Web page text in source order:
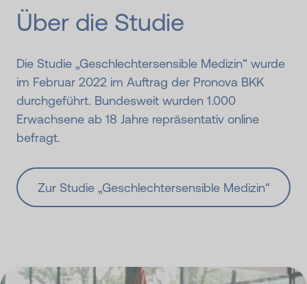
Über die Studie
Die Studie „Geschlechtersensible Medizin“ wurde
im Februar 2022 im Auftrag der Pronova BKK
durchgeführt. Bundesweit wurden 1.000
Erwachsene ab 18 Jahre repräsentativ online
befragt.
Zur Studie „Geschlechtersensible Medizin“